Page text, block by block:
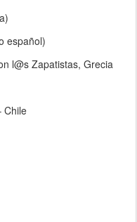
español)
l@s Zapatistas, Grecia
Chile